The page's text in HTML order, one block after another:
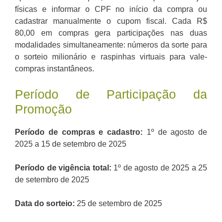
físicas e informar o CPF no início da compra ou
cadastrar manualmente o cupom fiscal. Cada R$
80,00 em compras gera participações nas duas
modalidades simultaneamente: números da sorte para
o sorteio milionário e raspinhas virtuais para vale-
compras instantâneos.
Período de Participação da
Promoção
Período de compras e cadastro: 1º de agosto de
2025 a 15 de setembro de 2025
Período de vigência total: 1º de agosto de 2025 a 25
de setembro de 2025
Data do sorteio: 25 de setembro de 2025